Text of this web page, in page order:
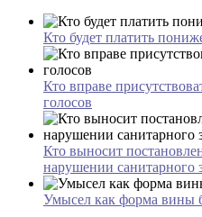
Кто будет платить
Кто вправе
голосов
Кто выносит
нарушении санитарного
Умысел как форма вины